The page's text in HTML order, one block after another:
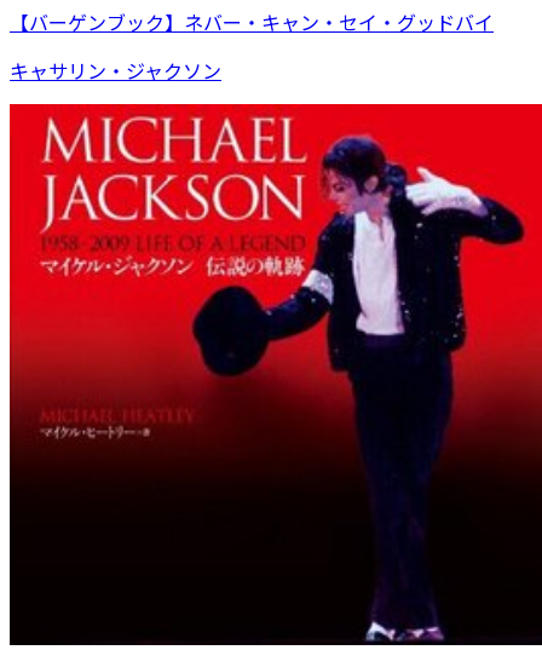
【バーゲンブック】ネバー・キャン・セイ・グッドバイ
キャサリン・ジャクソン